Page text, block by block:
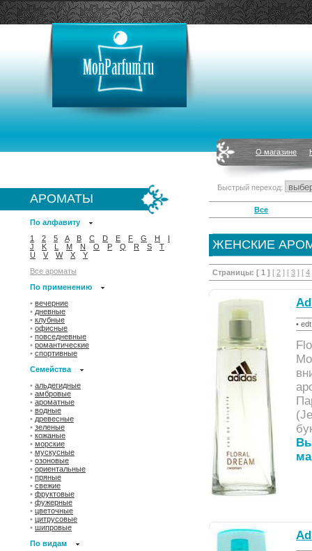
О магазине
АРОМАТЫ
По алфавиту
1
2 5 A B C D E F G H
I
J
K L M N O P Q R S
T
U
V W X
Y
Все ароматы
По применению
• вечерние
• дневные
• клубные
• офисные
• повседневные
• романтические
• спортивные
Семейства
• альдегидные
• амбровые
• ароматные
• водные
• древесные
• зеленые
• кожаные
• морские
• мускусные
• озоновые
• ориентальные
• пряные
• свежие
• фруктовые
• фужерные
• цветочные
• цитрусовые
• шипровые
По видам
Быстрый переход:
Все
ЖЕНСКИЕ
Страницы: [ 1 ] [ 2 ] [ 3 ] [ 4
•